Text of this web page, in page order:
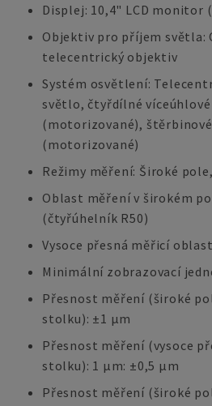
Displej: 10,4" LCD monitor
Objektiv pro příjem světla:
telecentrický objektiv
Systém osvětlení:
světlo, čtyřdílné
(motorizované),
(motorizované)
Režimy měření: Široké
Oblast měření v širokém
(čtyřúhelník R50)
Vysoce přesná měřicí
Minimální zobrazovací
Přesnost měření (široké
stolku): ±1 µm
Přesnost měření (vysoce
stolku): 1 µm: ±0,5 µm
Přesnost měření (široké